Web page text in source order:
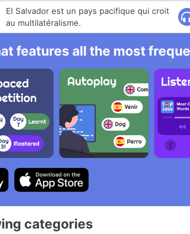
El Salvador est un pays pacifique qui croit
au multilatéralisme.
features all the most
categories